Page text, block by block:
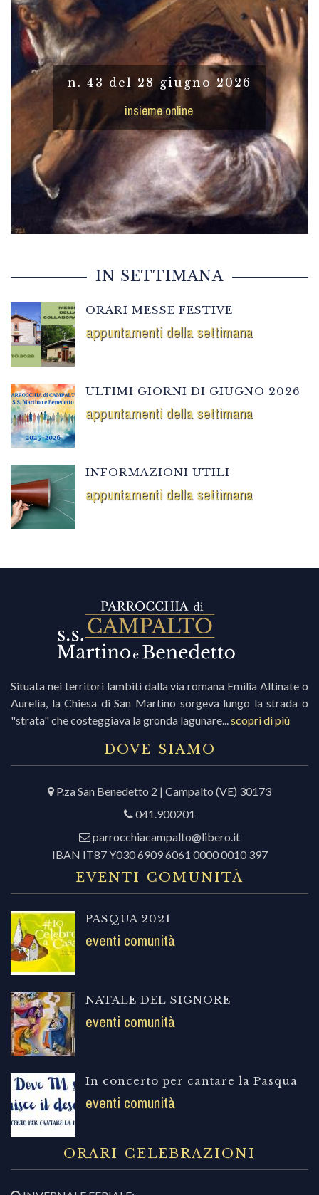
n. 43 del 28 giugno 2026
insieme online
IN SETTIMANA
ORARI MESSE FESTIVE
appuntamenti della settimana
ULTIMI GIORNI DI GIUGNO 2026
appuntamenti della settimana
INFORMAZIONI UTILI
appuntamenti della settimana
Situata nei territori lambiti dalla via romana Emilia Altinate o
Aurelia, la Chiesa di San Martino sorgeva lungo la strada o
"strata" che costeggiava la gronda lagunare...scopri di più
DOVE SIAMO
P.za San Benedetto 2 | Campalto (VE) 30173
041.900201
parrocchiacampalto@libero.it
IBAN IT87 Y030 6909 6061 0000 0010 397
EVENTI COMUNITÀ
PASQUA 2021
eventi comunità
NATALE DEL SIGNORE
eventi comunità
In concerto per cantare la Pasqua
eventi comunità
ORARI CELEBRAZIONI